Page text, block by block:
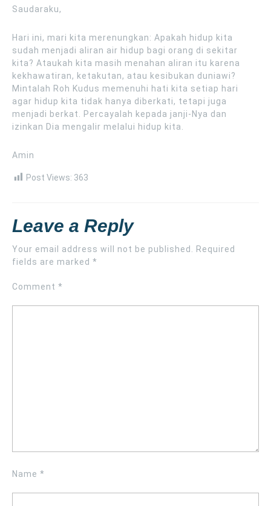
Saudaraku,
Hari ini, mari kita merenungkan: Apakah hidup kita
sudah menjadi aliran air hidup bagi orang di sekitar
kita? Ataukah kita masih menahan aliran itu karena
kekhawatiran, ketakutan, atau kesibukan duniawi?
Mintalah Roh Kudus memenuhi hati kita setiap hari
agar hidup kita tidak hanya diberkati, tetapi juga
menjadi berkat. Percayalah kepada janji-Nya dan
izinkan Dia mengalir melalui hidup kita.
Amin
Post Views: 363
Leave a Reply
Your email address will not be published. Required
fields are marked *
Comment *
Name *